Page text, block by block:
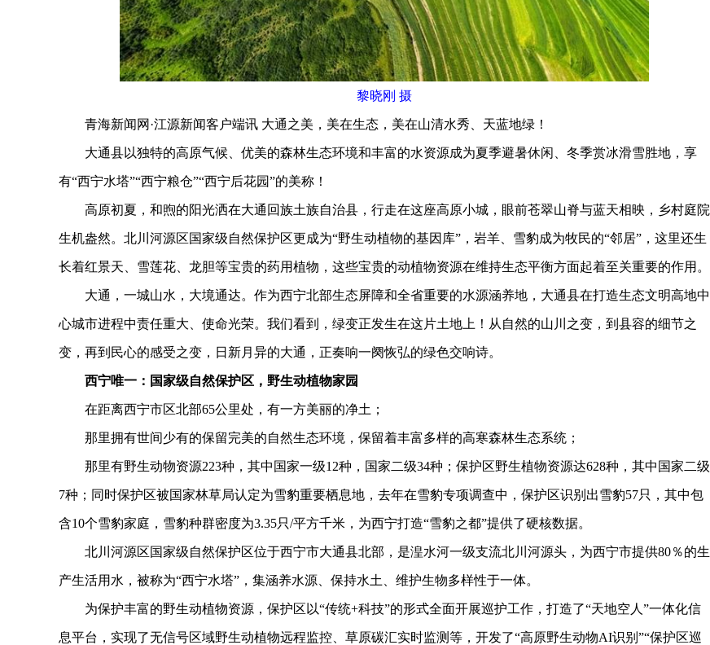
黎晓刚 摄
青海新闻网·江源新闻客户端讯 大通之美，美在生态，美在山清水秀、天蓝地绿！
大通县以独特的高原气候、优美的森林生态环境和丰富的水资源成为夏季避暑休闲、冬季赏冰滑雪胜地，享
有“西宁水塔”“西宁粮仓”“西宁后花园”的美称！
高原初夏，和煦的阳光洒在大通回族土族自治县，行走在这座高原小城，眼前苍翠山脊与蓝天相映，乡村庭院
生机盎然。北川河源区国家级自然保护区更成为“野生动植物的基因库”，岩羊、雪豹成为牧民的“邻居”，这里还生
长着红景天、雪莲花、龙胆等宝贵的药用植物，这些宝贵的动植物资源在维持生态平衡方面起着至关重要的作用。
大通，一城山水，大境通达。作为西宁北部生态屏障和全省重要的水源涵养地，大通县在打造生态文明高地中
心城市进程中责任重大、使命光荣。我们看到，绿变正发生在这片土地上！从自然的山川之变，到县容的细节之
变，再到民心的感受之变，日新月异的大通，正奏响一阕恢弘的绿色交响诗。
西宁唯一：国家级自然保护区，野生动植物家园
在距离西宁市区北部65公里处，有一方美丽的净土；
那里拥有世间少有的保留完美的自然生态环境，保留着丰富多样的高寒森林生态系统；
那里有野生动物资源223种，其中国家一级12种，国家二级34种；保护区野生植物资源达628种，其中国家二级
7种；同时保护区被国家林草局认定为雪豹重要栖息地，去年在雪豹专项调查中，保护区识别出雪豹57只，其中包
含10个雪豹家庭，雪豹种群密度为3.35只/平方千米，为西宁打造“雪豹之都”提供了硬核数据。
北川河源区国家级自然保护区位于西宁市大通县北部，是湟水河一级支流北川河源头，为西宁市提供80％的生
产生活用水，被称为“西宁水塔”，集涵养水源、保持水土、维护生物多样性于一体。
为保护丰富的野生动植物资源，保护区以“传统+科技”的形式全面开展巡护工作，打造了“天地空人”一体化信
息平台，实现了无信号区域野生动植物远程监控、草原碳汇实时监测等，开发了“高原野生动物AI识别”“保护区巡